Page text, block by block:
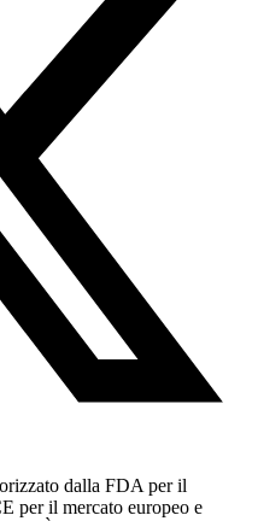
dalla FDA per il
per il mercato europeo e